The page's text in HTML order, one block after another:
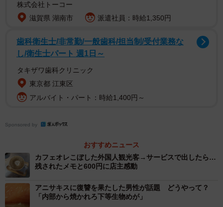
に暑くなります。熱中症対策としてスポットクーラーや空
調服を導入し、スポーツドリンクも常備。そこに加えたの
が「アイスの差し入れ」でした。
きくらい、冷たいアイスでホッとしてもらえたらと思って
始めました。喜んでくれるし、現場の人の顔を見ながら話
せるきっかけにもなっています」
株式会社トーコー
滋賀県 湖南市
派遣社員：時給1,350円
歯科衛生士/非常勤/一般歯科/担当制/受付業務な
し/衛生士パート 週1日～
タキザワ歯科クリニック
東京都 江東区
アルバイト・パート：時給1,400円～
Sponsored by
おすすめニュース
カフェオレこぼした外国人観光客→サービスで出したら…
残されたメモと600円に店主感動
アニサキスに復讐を果たした男性が話題 どうやって？
「内部から焼かれろ下等生物めが」